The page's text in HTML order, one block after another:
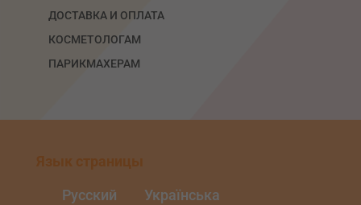
ДОСТАВКА И ОПЛАТА
КОСМЕТОЛОГАМ
ПАРИКМАХЕРАМ
Язык страницы
Русский Українська